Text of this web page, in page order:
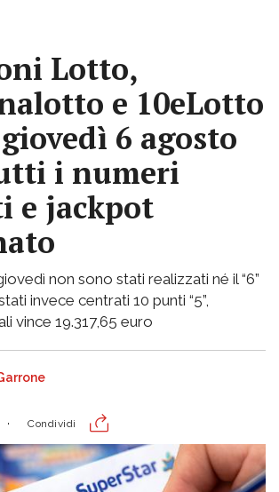
Lotto,
e 10eLotto
6 agosto
i numeri
e jackpot
non sono stati realizzati né il “6”
invece centrati 10 punti “5”,
vince 19.317,65 euro
Condividi